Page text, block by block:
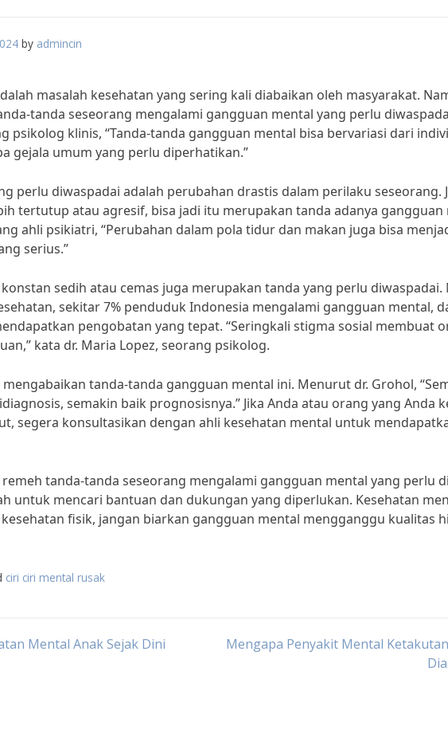
by admincin
masalah kesehatan yang sering kali diabaikan oleh masyarakat.
tanda seseorang mengalami gangguan mental yang perlu
psikolog klinis, “Tanda-tanda gangguan mental bisa bervariasi dari
gejala umum yang perlu diperhatikan.”
perlu diwaspadai adalah perubahan drastis dalam perilaku seseorang.
tertutup atau agresif, bisa jadi itu merupakan tanda adanya
ahli psikiatri, “Perubahan dalam pola tidur dan makan juga bisa
serius.”
sedih atau cemas juga merupakan tanda yang perlu
sekitar 7% penduduk Indonesia mengalami gangguan mental,
pengobatan yang tepat. “Seringkali stigma sosial membuat
kata dr. Maria Lopez, seorang psikolog.
tanda-tanda gangguan mental ini. Menurut dr. Grohol,
semakin baik prognosisnya.” Jika Anda atau orang yang Anda
segera konsultasikan dengan ahli kesehatan mental untuk
remeh tanda-tanda seseorang mengalami gangguan mental yang perlu
untuk mencari bantuan dan dukungan yang diperlukan. Kesehatan
fisik, jangan biarkan gangguan mental mengganggu kualitas
ciri ciri mental rusak
Mental Anak Sejak Dini
Mengapa Penyakit Mental